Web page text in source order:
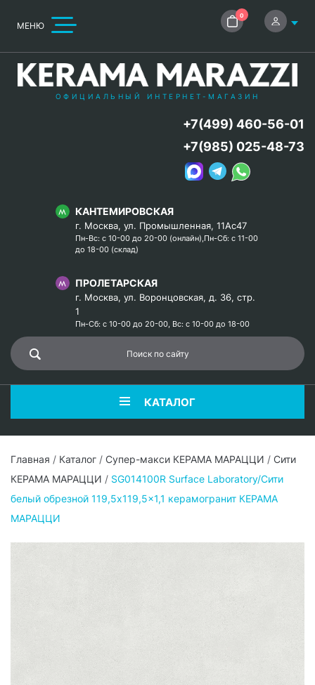
МЕНЮ
0
ОФИЦИАЛЬНЫЙ ИНТЕРНЕТ-МАГАЗИН
КАНТЕМИРОВСКАЯ
г. Москва, ул. Промышленная, 11Ас47
Пн-Вс: с 10-00 до 20-00 (онлайн),Пн-Сб: с 11-00
до 18-00 (склад)
ПРОЛЕТАРСКАЯ
г. Москва, ул. Воронцовская, д. 36, стр.
1
Пн-Сб: с 10-00 до 20-00, Вс: с 10-00 до 18-00
+7(499) 460-56-01
+7(985) 025-48-73
КАТАЛОГ
Главная / Каталог / Супер-макси КЕРАМА МАРАЦЦИ / Сити
КЕРАМА МАРАЦЦИ / SG014100R Surface Laboratory/Сити
белый обрезной 119,5x119,5x1,1 керамогранит КЕРАМА
МАРАЦЦИ